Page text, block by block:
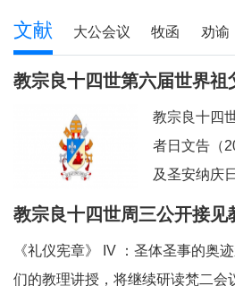
文献 大公会议 牧函 劝谕
文告 其它
教宗良十四世第六届世界祖
教宗良十四
者日文告（
及圣安纳庆
你。”（参阅
的口，许诺
教宗良十四世周三公开接见
《礼仪宪章》 IV ：圣体圣事的奥
们的教理讲授，将继续研读梵二会